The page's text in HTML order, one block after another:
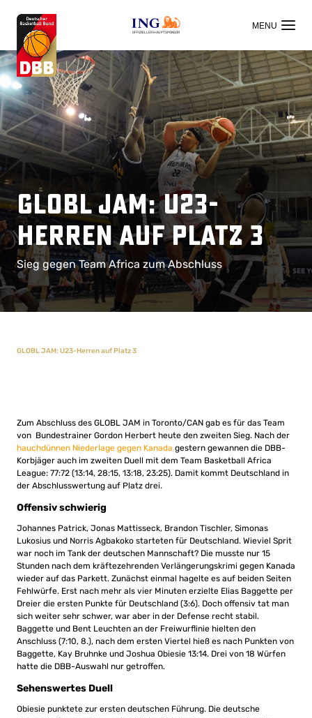
OFFIZIELLER HAUPTSPONSOR
GLOBL JAM: U23-
Herren auf Platz 3
Sieg gegen Team Africa zum Abschluss
GLOBL JAM: U23-Herren auf Platz 3
Zum Abschluss des GLOBL JAM in Toronto/CAN gab es für das Team
von Bundestrainer Gordon Herbert heute den zweiten Sieg. Nach der
hauchdünnen Niederlage gegen Kanada gestern gewannen die DBB-
Korbjäger auch im zweiten Duell mit dem Team Basketball Africa
League: 77:72 (13:14, 28:15, 13:18, 23:25). Damit kommt Deutschland in
der Abschlusswertung auf Platz drei.
Offensiv schwierig
Johannes Patrick, Jonas Mattisseck, Brandon Tischler, Simonas
Lukosius und Norris Agbakoko starteten für Deutschland. Wieviel Sprit
war noch im Tank der deutschen Mannschaft? Die musste nur 15
Stunden nach dem kräftezehrenden Verlängerungskrimi gegen Kanada
wieder auf das Parkett. Zunächst einmal hagelte es auf beiden Seiten
Fehlwürfe. Erst nach mehr als vier Minuten erzielte Elias Baggette per
Dreier die ersten Punkte für Deutschland (3:6). Doch offensiv tat man
sich weiter sehr schwer, war aber in der Defense recht stabil.
Baggette und Bent Leuchten an der Freiwurflinie hielten den
Anschluss (7:10, 8.), nach dem ersten Viertel hieß es nach Punkten von
Baggette, Kay Bruhnke und Joshua Obiesie 13:14. Drei von 18 Würfen
hatte die DBB-Auswahl nur getroffen.
Sehenswertes Duell
Obiesie punktete zur ersten deutschen Führung. Die deutsche